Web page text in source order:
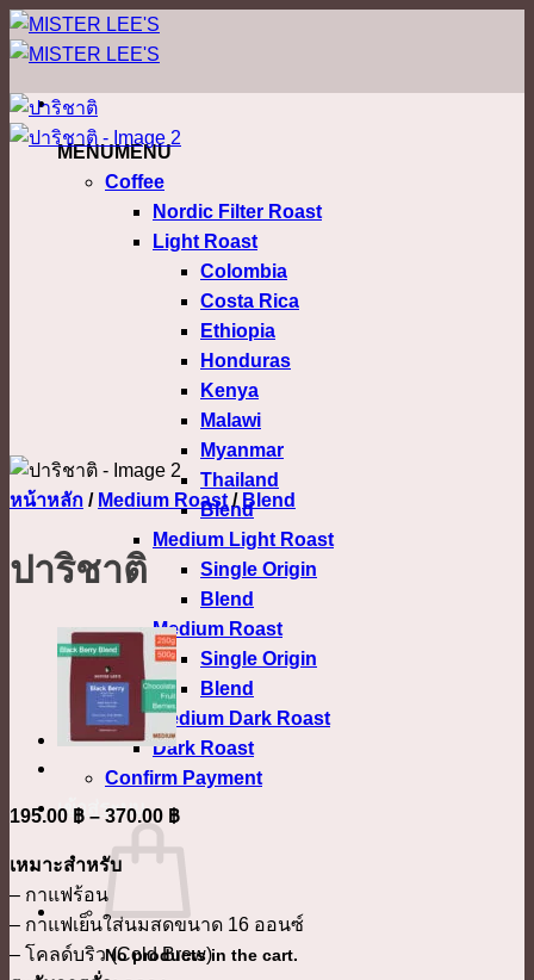
ข้าม
ไป
เนื้อหา
MENUMENU
Coffee
Nordic Filter Roast
Light Roast
Colombia
Costa Rica
Ethiopia
Honduras
Kenya
Malawi
Myanmar
Thailand
Blend
Medium Light Roast
Single Origin
Blend
Medium Roast
Single Origin
Blend
Medium Dark Roast
Dark Roast
Confirm Payment
เข้าสู่ระบบ
No products in the cart.
หน้าหลัก / Medium Roast / Blend
ปาริชาติ
195.00 ฿ – 370.00 ฿Price
range:
370.00 ฿
เหมาะสำหรับ
– กาแฟร้อน
– กาแฟเย็นใส่นมสดขนาด 16 ออนซ์
– โคลด์บริว (Cold Brew)